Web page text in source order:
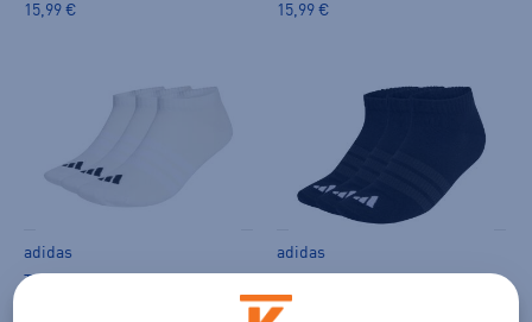
15,99 € 15,99 €
adidas
adidas
Thin&Light Essentials Low Cut Socks 3 Pairs - miesten varrettomat sukat